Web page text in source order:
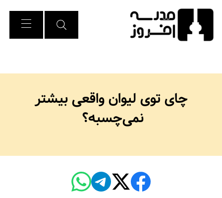
Skip
Content
چای توی لیوان واقعی بیشتر
نمی‌چسبه؟